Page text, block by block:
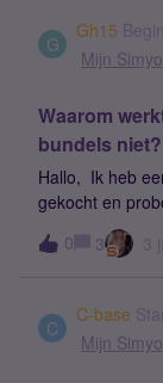
met mijn
geactiveerd
G
Gh15
Mijn Simyo
Waarom
bundels niet?
Hallo, Ik heb
gekocht en
contract wil
ik het later
mijn simyo app
over de
0 3 3
C
C-base
Mijn Simyo